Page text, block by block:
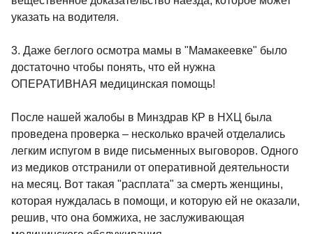
указать на водителя.
3. Даже беглого осмотра мамы в "Мамакеевке" было
достаточно чтобы понять, что ей нужна
ОПЕРАТИВНАЯ медицинская помощь!
После нашей жалобы в Минздрав КР в НХЦ была
проведена проверка – несколько врачей отделались
легким испугом в виде письменных выговоров. Одного
из медиков отстранили от оперативной деятельности
на месяц. Вот такая "расплата" за смерть женщины,
которая нуждалась в помощи, и которую ей не оказали,
решив, что она бомжиха, не заслуживающая